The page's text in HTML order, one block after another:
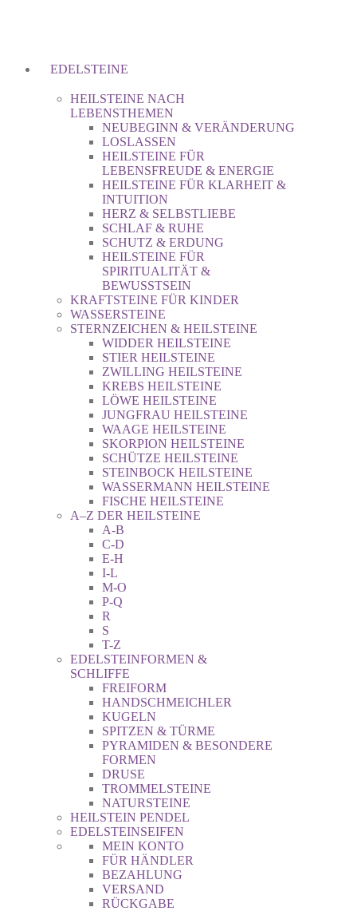
EDELSTEINE
HEILSTEINE NACH
LEBENSTHEMEN
NEUBEGINN & VERÄNDERUNG
LOSLASSEN
HEILSTEINE FÜR
LEBENSFREUDE & ENERGIE
HEILSTEINE FÜR KLARHEIT &
INTUITION
HERZ & SELBSTLIEBE
SCHLAF & RUHE
SCHUTZ & ERDUNG
HEILSTEINE FÜR
SPIRITUALITÄT &
BEWUSSTSEIN
KRAFTSTEINE FÜR KINDER
WASSERSTEINE
STERNZEICHEN & HEILSTEINE
WIDDER HEILSTEINE
STIER HEILSTEINE
ZWILLING HEILSTEINE
KREBS HEILSTEINE
LÖWE HEILSTEINE
JUNGFRAU HEILSTEINE
WAAGE HEILSTEINE
SKORPION HEILSTEINE
SCHÜTZE HEILSTEINE
STEINBOCK HEILSTEINE
WASSERMANN HEILSTEINE
FISCHE HEILSTEINE
A–Z DER HEILSTEINE
A-B
C-D
E-H
I-L
M-O
P-Q
R
S
T-Z
EDELSTEINFORMEN &
SCHLIFFE
FREIFORM
HANDSCHMEICHLER
KUGELN
SPITZEN & TÜRME
PYRAMIDEN & BESONDERE
FORMEN
DRUSE
TROMMELSTEINE
NATURSTEINE
HEILSTEIN PENDEL
EDELSTEINSEIFEN
MEIN KONTO
FÜR HÄNDLER
BEZAHLUNG
VERSAND
RÜCKGABE